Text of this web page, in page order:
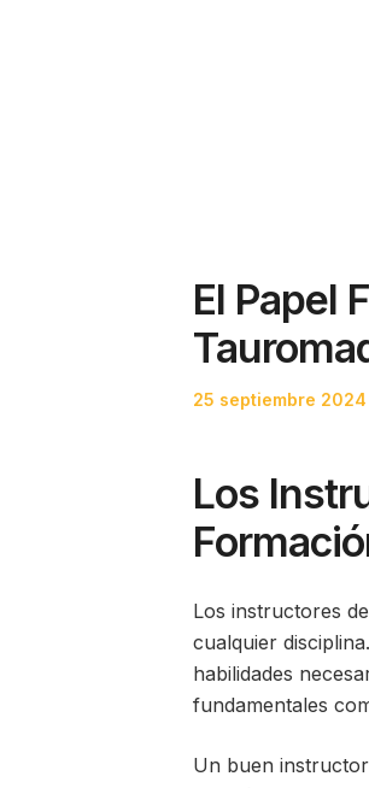
El Papel
Posted
25 septiembre 2024
Los
Los instructores
cualquier
habilidades
fundamentales
Un buen